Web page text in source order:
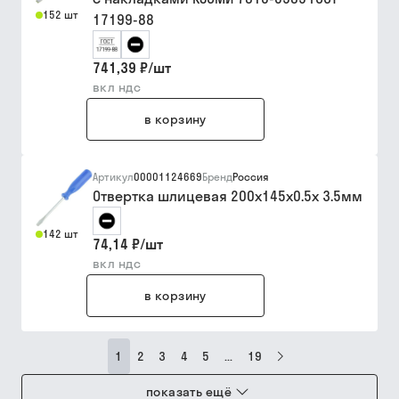
152 шт
17199-88
741,39 ₽/шт
вкл ндс
в корзину
142 шт
Артикул00001124669БрендРоссия
Отвертка шлицевая 200х145х0.5х 3.5мм
74,14 ₽/шт
вкл ндс
в корзину
1 2 3 4 5 ... 19
показать ещё